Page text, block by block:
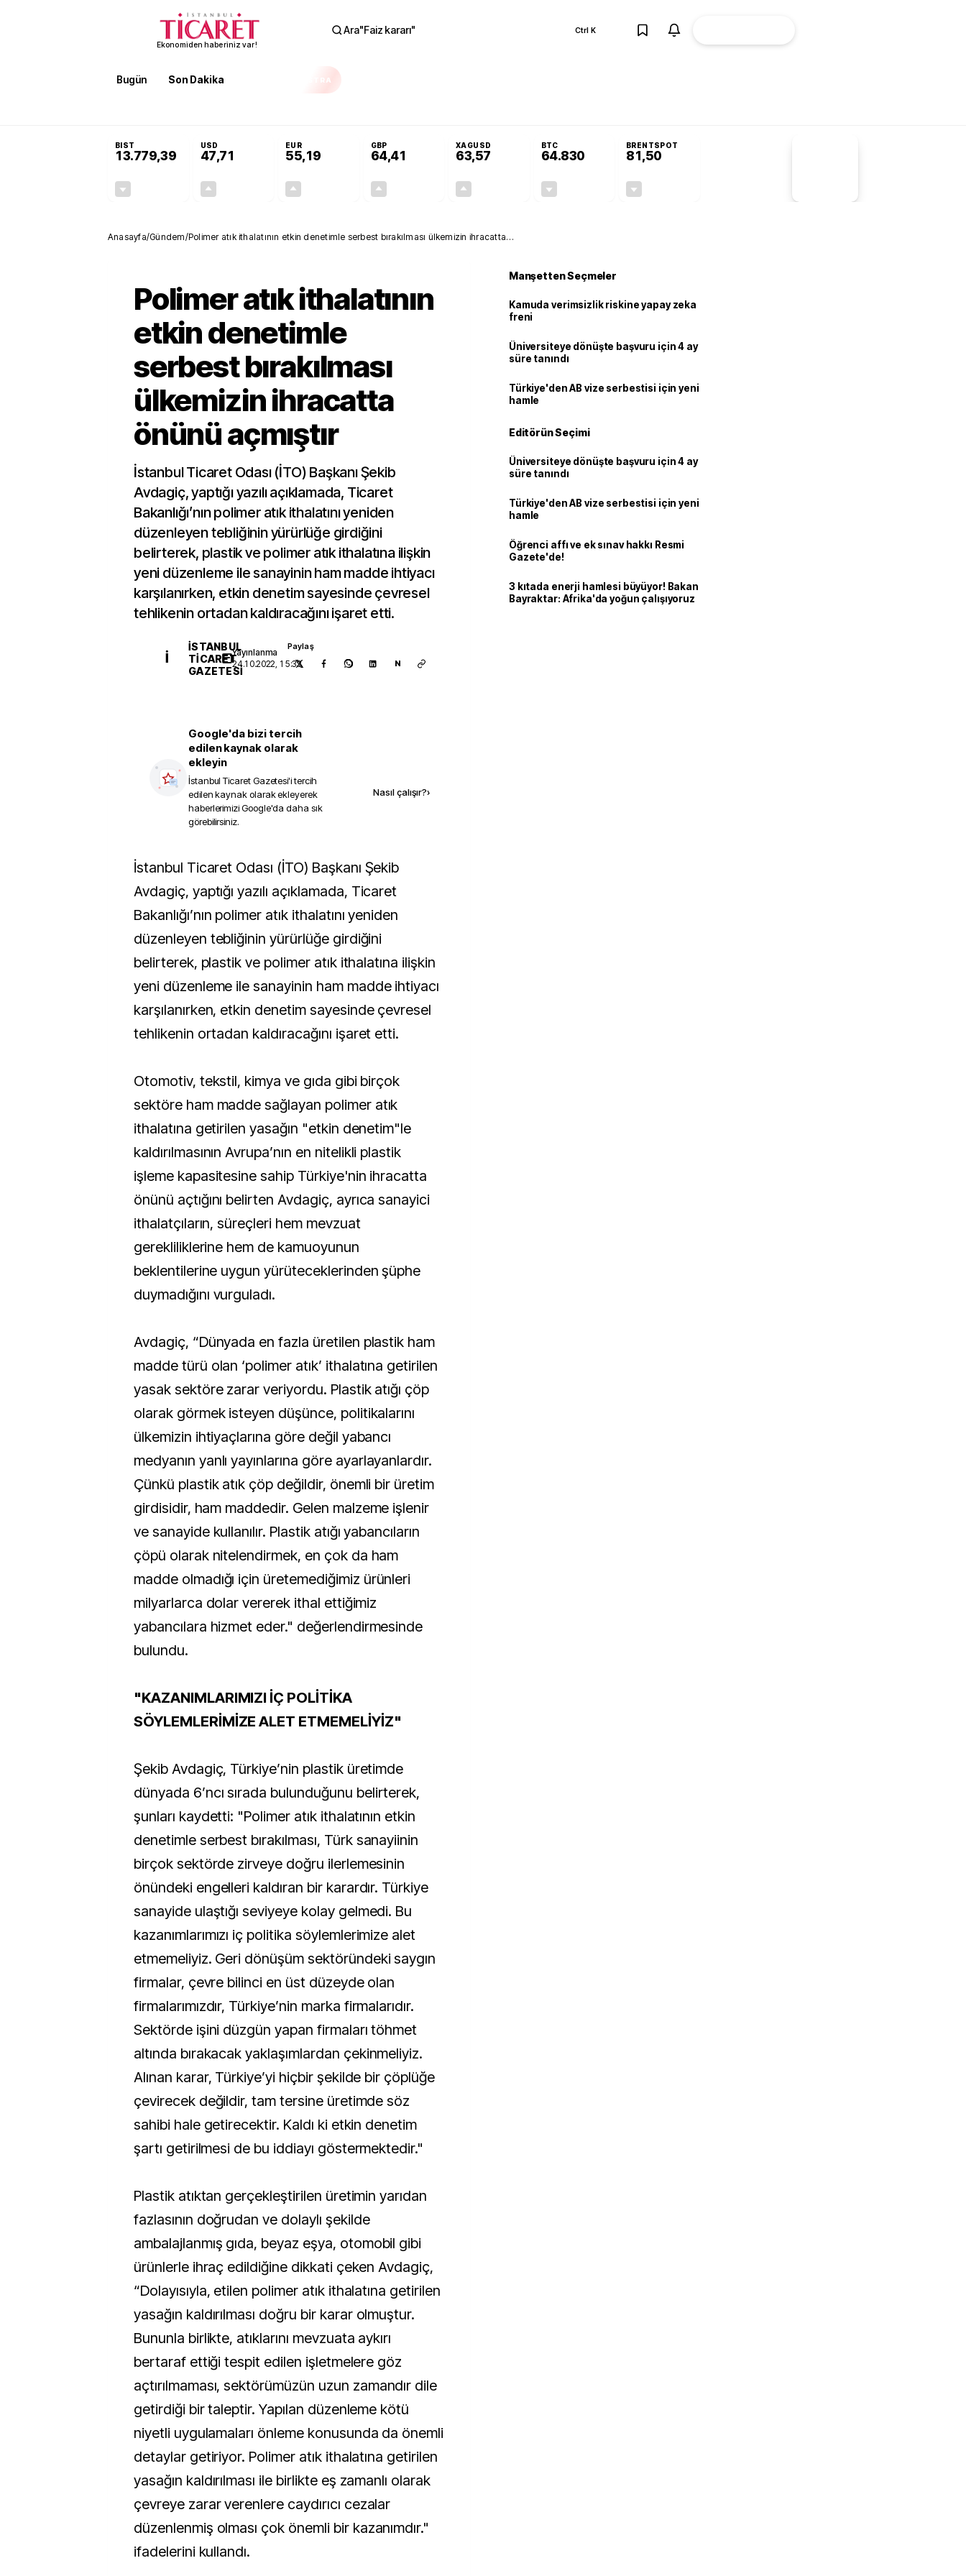
Ekonomiden haberiniz var!
Ara"Faiz kararı" Ctrl K
Bugün Son Dakika EKSTRA
BIST
13.779,39
USD
47,71
EUR
55,19
GBP
64,41
XAGUSD
63,57
BTC
64.830
BRENTSPOT
81,50
Anasayfa/Gündem/Polimer atık ithalatının etkin denetimle serbest bırakılması ülkemizin ihracatta
Polimer atık ithalatının
etkin denetimle
serbest bırakılması
ülkemizin ihracatta
önünü açmıştır
İstanbul Ticaret Odası (İTO) Başkanı Şekib
Avdagiç, yaptığı yazılı açıklamada, Ticaret
Bakanlığı’nın polimer atık ithalatını yeniden
düzenleyen tebliğinin yürürlüğe girdiğini
belirterek, plastik ve polimer atık ithalatına ilişkin
yeni düzenleme ile sanayinin ham madde ihtiyacı
karşılanırken, etkin denetim sayesinde çevresel
tehlikenin ortadan kaldıracağını işaret etti.
İ
İSTANBUL
TICARET
GAZETESI
Yayınlanma
24.10.2022, 15:33
Paylaş
N
Google'da bizi tercih
edilen kaynak olarak
ekleyin
İstanbul Ticaret Gazetesi'i tercih
edilen kaynak olarak ekleyerek
haberlerimizi Google'da daha sık
görebilirsiniz.
Nasıl çalışır?›
İstanbul Ticaret Odası (İTO) Başkanı Şekib
Avdagiç, yaptığı yazılı açıklamada, Ticaret
Bakanlığı’nın polimer atık ithalatını yeniden
düzenleyen tebliğinin yürürlüğe girdiğini
belirterek, plastik ve polimer atık ithalatına ilişkin
yeni düzenleme ile sanayinin ham madde ihtiyacı
karşılanırken, etkin denetim sayesinde çevresel
tehlikenin ortadan kaldıracağını işaret etti.
Otomotiv, tekstil, kimya ve gıda gibi birçok
sektöre ham madde sağlayan polimer atık
ithalatına getirilen yasağın "etkin denetim"le
kaldırılmasının Avrupa’nın en nitelikli plastik
işleme kapasitesine sahip Türkiye'nin ihracatta
önünü açtığını belirten Avdagiç, ayrıca sanayici
ithalatçıların, süreçleri hem mevzuat
gerekliliklerine hem de kamuoyunun
beklentilerine uygun yürüteceklerinden şüphe
duymadığını vurguladı.
Avdagiç, “Dünyada en fazla üretilen plastik ham
madde türü olan ‘polimer atık’ ithalatına getirilen
yasak sektöre zarar veriyordu. Plastik atığı çöp
olarak görmek isteyen düşünce, politikalarını
ülkemizin ihtiyaçlarına göre değil yabancı
medyanın yanlı yayınlarına göre ayarlayanlardır.
Çünkü plastik atık çöp değildir, önemli bir üretim
girdisidir, ham maddedir. Gelen malzeme işlenir
ve sanayide kullanılır. Plastik atığı yabancıların
çöpü olarak nitelendirmek, en çok da ham
madde olmadığı için üretemediğimiz ürünleri
milyarlarca dolar vererek ithal ettiğimiz
yabancılara hizmet eder." değerlendirmesinde
bulundu.
"KAZANIMLARIMIZI İÇ POLİTİKA
SÖYLEMLERİMİZE ALET ETMEMELİYİZ"
Şekib Avdagiç, Türkiye’nin plastik üretimde
dünyada 6’ncı sırada bulunduğunu belirterek,
şunları kaydetti: "Polimer atık ithalatının etkin
denetimle serbest bırakılması, Türk sanayiinin
birçok sektörde zirveye doğru ilerlemesinin
önündeki engelleri kaldıran bir karardır. Türkiye
sanayide ulaştığı seviyeye kolay gelmedi. Bu
kazanımlarımızı iç politika söylemlerimize alet
etmemeliyiz. Geri dönüşüm sektöründeki saygın
firmalar, çevre bilinci en üst düzeyde olan
firmalarımızdır, Türkiye’nin marka firmalarıdır.
Sektörde işini düzgün yapan firmaları töhmet
altında bırakacak yaklaşımlardan çekinmeliyiz.
Alınan karar, Türkiye’yi hiçbir şekilde bir çöplüğe
çevirecek değildir, tam tersine üretimde söz
sahibi hale getirecektir. Kaldı ki etkin denetim
şartı getirilmesi de bu iddiayı göstermektedir."
Plastik atıktan gerçekleştirilen üretimin yarıdan
fazlasının doğrudan ve dolaylı şekilde
ambalajlanmış gıda, beyaz eşya, otomobil gibi
ürünlerle ihraç edildiğine dikkati çeken Avdagiç,
“Dolayısıyla, etilen polimer atık ithalatına getirilen
yasağın kaldırılması doğru bir karar olmuştur.
Bununla birlikte, atıklarını mevzuata aykırı
bertaraf ettiği tespit edilen işletmelere göz
açtırılmaması, sektörümüzün uzun zamandır dile
getirdiği bir taleptir. Yapılan düzenleme kötü
niyetli uygulamaları önleme konusunda da önemli
detaylar getiriyor. Polimer atık ithalatına getirilen
yasağın kaldırılması ile birlikte eş zamanlı olarak
çevreye zarar verenlere caydırıcı cezalar
düzenlenmiş olması çok önemli bir kazanımdır."
ifadelerini kullandı.
Manşetten Seçmeler
Kamuda verimsizlik riskine yapay zeka
freni
Üniversiteye dönüşte başvuru için 4 ay
süre tanındı
Türkiye'den AB vize serbestisi için yeni
hamle
Editörün Seçimi
Üniversiteye dönüşte başvuru için 4 ay
süre tanındı
Türkiye'den AB vize serbestisi için yeni
hamle
Öğrenci affı ve ek sınav hakkı Resmi
Gazete'de!
3 kıtada enerji hamlesi büyüyor! Bakan
Bayraktar: Afrika'da yoğun çalışıyoruz